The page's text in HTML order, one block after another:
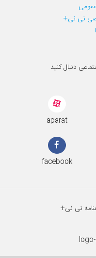
نی نی+
دنبال کنید
aparat
facebook
نی نی+